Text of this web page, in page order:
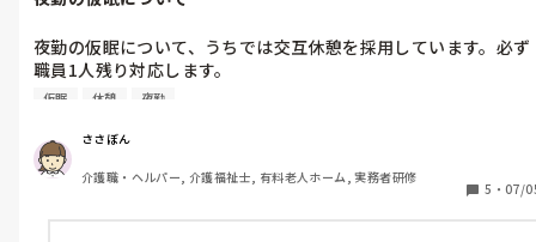
夜勤の仮眠について、うちでは交互休憩を採用しています。必ず
職員1人残り対応します。
仮眠は寝てもいいとおもうのですが、看護師より休憩&仮眠は足
みなさんのとこはどうですか？
仮眠 休憩 夜勤
ささぼん
介護職・ヘルパー, 介護福祉士, 有料老人ホーム, 実務者研修
5 ・ 07/